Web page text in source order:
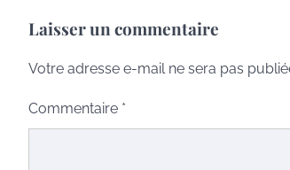
l’article
Laisser un commentaire
Votre adresse e-mail ne sera pas
Commentaire *